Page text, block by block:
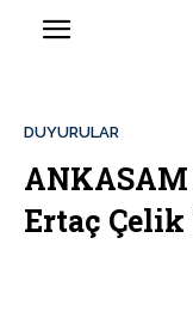
DUYURULAR
ANKASAM
Ertaç Çelik